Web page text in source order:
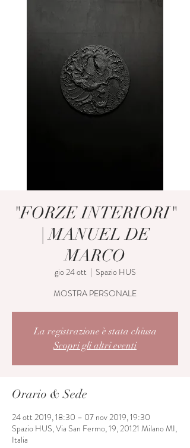
"FORZE INTERIORI"
| MANUEL DE
MARCO
gio 24 ott
  |
Spazio HUS
MOSTRA PERSONALE
La registrazione è stata chiusa
Scopri gli altri eventi
Orario & Sede
24 ott 2019, 18:30 – 07 nov 2019, 19:30
Spazio HUS, Via San Fermo, 19, 20121 Milano MI,
Italia